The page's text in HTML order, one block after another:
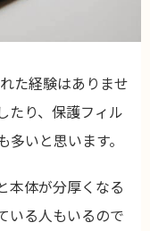
た経験はありませ
たり、保護フィル
いと思います。
本体が分厚くなる
いる人もいるので